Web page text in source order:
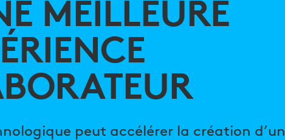
MEILLEURE
peut accélérer la création d’un